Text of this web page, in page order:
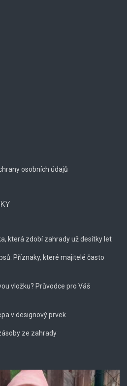
osobních údajů
která zdobí zahrady už desítky let
Příznaky, které majitelé často
vložku? Průvodce pro Váš
v designový prvek
ze zahrady